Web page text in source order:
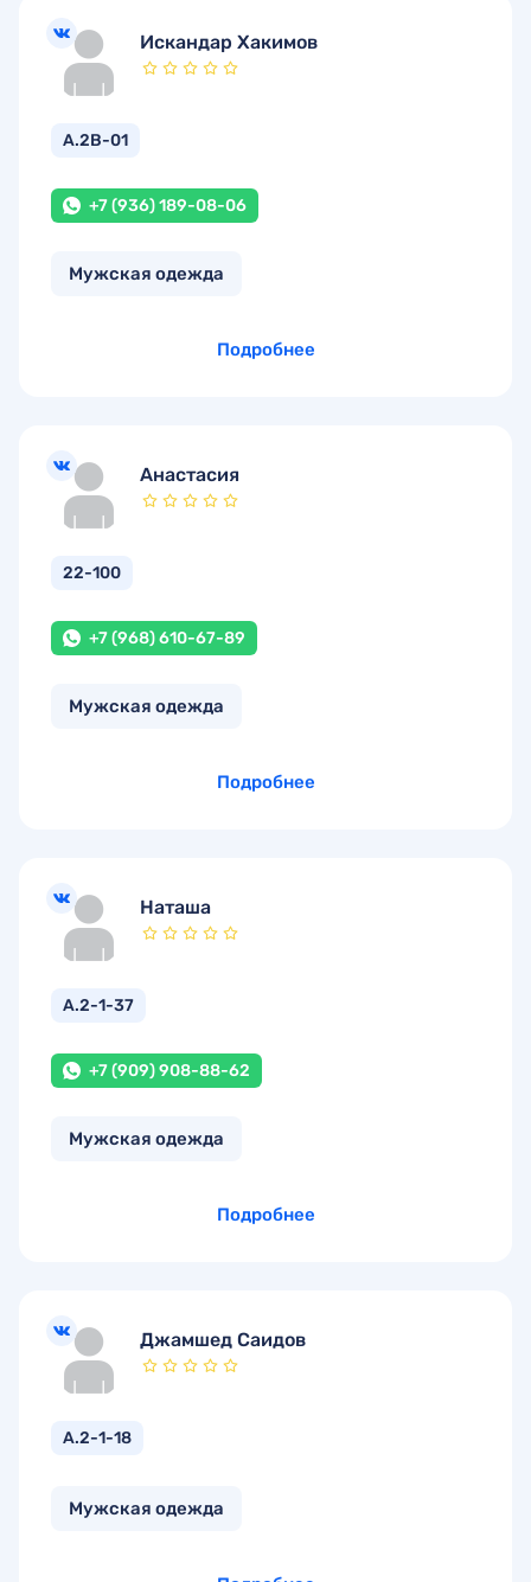
Искандар Хакимов
А.2В-01
+7 (936) 189-08-06
Мужская одежда
Подробнее
Анастасия
22-100
+7 (968) 610-67-89
Мужская одежда
Подробнее
Наташа
А.2-1-37
+7 (909) 908-88-62
Мужская одежда
Подробнее
Джамшед Саидов
А.2-1-18
Мужская одежда